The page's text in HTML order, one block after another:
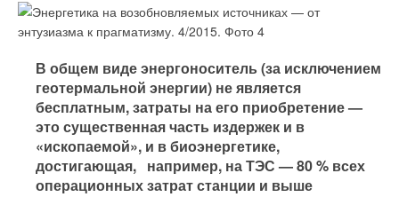
В общем виде энергоноситель (за исключением
геотермальной энергии) не является
бесплатным, затраты на его приобретение —
это существенная часть издержек и в
«ископаемой», и в биоэнергетике,
достигающая, например, на ТЭС — 80 % всех
операционных затрат станции и выше